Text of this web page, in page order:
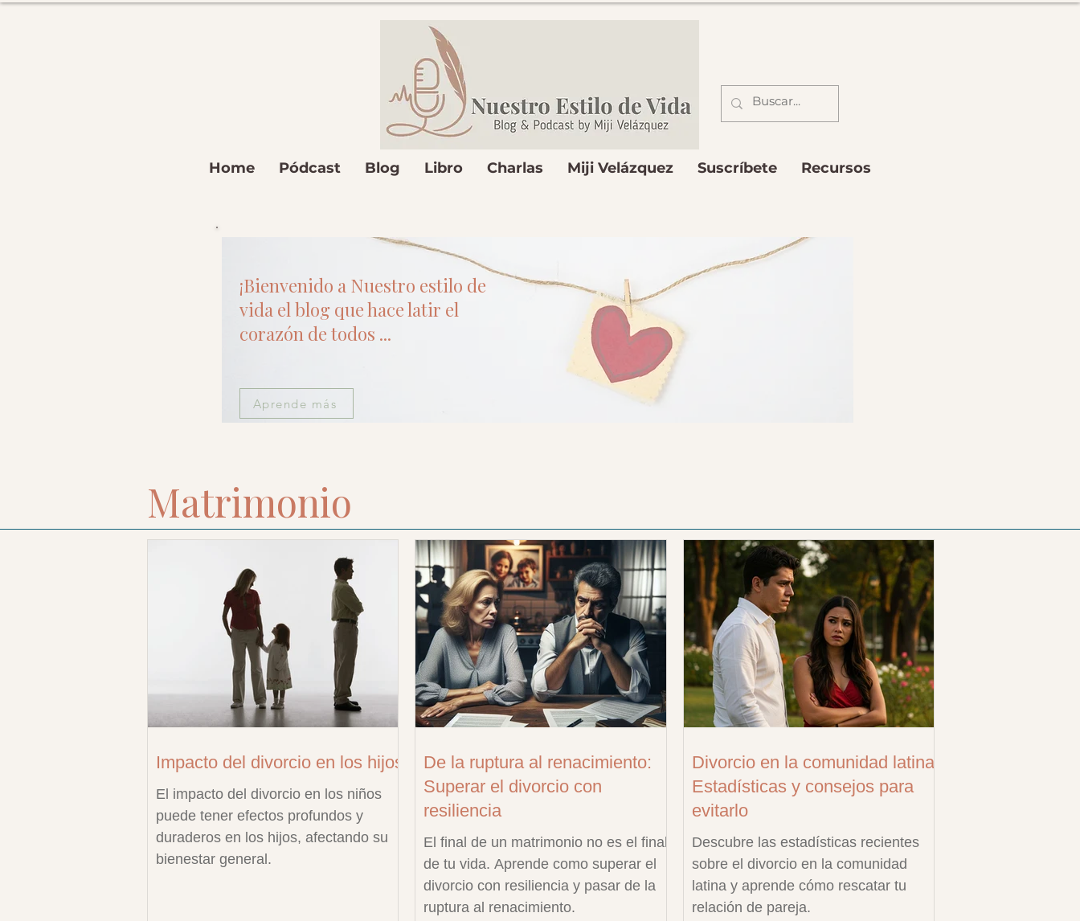
Home Pódcast Blog Libro Charlas Miji Velázquez Suscríbete Recursos
Aprende más
¡Bienvenido a Nuestro estilo de
vida el blog que hace latir el
corazón de todos ...
Matrimonio
Impacto del divorcio en los hijos
El impacto del divorcio en los niños
puede tener efectos profundos y
duraderos en los hijos, afectando su
bienestar general.
De la ruptura al renacimiento:
Superar el divorcio con
resiliencia
El final de un matrimonio no es el final
de tu vida. Aprende como superar el
divorcio con resiliencia y pasar de la
ruptura al renacimiento.
Divorcio en la comunidad latina:
Estadísticas y consejos para
evitarlo
Descubre las estadísticas recientes
sobre el divorcio en la comunidad
latina y aprende cómo rescatar tu
relación de pareja.